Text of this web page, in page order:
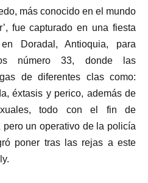
más conocido en el mundo
fue capturado en una fiesta
Doradal, Antioquia, para
número 33, donde las
de diferentes clas como:
éxtasis y perico, además de
todo con el fin de
un operativo de la policía
poner tras las rejas a este